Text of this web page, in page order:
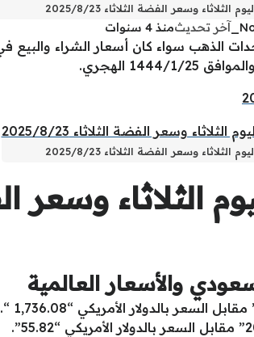
وسعر الفضة الثلاثاء 2025/8/23
آخر تحديثمنذ 4 سنوات
الذهب سواء كان أسعار الشراء والبيع
وسعر الفضة الثلاثاء 2025/8/23
الثلاثاء وسعر
والأسعار العالمية